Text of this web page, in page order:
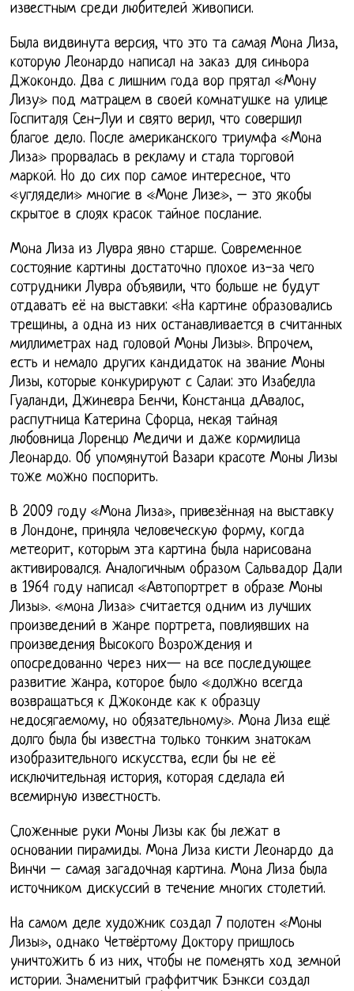
известным среди любителей живописи.
Была видвинута версия, что это та самая Мона Лиза,
которую Леонардо написал на заказ для синьора
Джокондо. Два с лишним года вор прятал «Мону
Лизу» под матрацем в своей комнатушке на улице
Госпиталя Сен-Луи и свято верил, что совершил
благое дело. После американского триумфа «Мона
Лиза» прорвалась в рекламу и стала торговой
маркой. Но до сих пор самое интересное, что
«углядели» многие в «Моне Лизе», – это якобы
скрытое в слоях красок тайное послание.
Мона Лиза из Лувра явно старше. Современное
состояние картины достаточно плохое из-за чего
сотрудники Лувра объявили, что больше не будут
отдавать её на выставки: «На картине образовались
трещины, а одна из них останавливается в считанных
миллиметрах над головой Моны Лизы». Впрочем,
есть и немало других кандидаток на звание Моны
Лизы, которые конкурируют с Салаи: это Изабелла
Гуаланди, Джиневра Бенчи, Констанца дАвалос,
распутница Катерина Сфорца, некая тайная
любовница Лоренцо Медичи и даже кормилица
Леонардо. Об упомянутой Вазари красоте Моны Лизы
тоже можно поспорить.
В 2009 году «Мона Лиза», привезённая на выставку
в Лондоне, приняла человеческую форму, когда
метеорит, которым эта картина была нарисована
активировался. Аналогичным образом Сальвадор Дали
в 1964 году написал «Автопортрет в образе Моны
Лизы». «мона Лиза» считается одним из лучших
произведений в жанре портрета, повлиявших на
произведения Высокого Возрождения и
опосредованно через них— на все последующее
развитие жанра, которое было «должно всегда
возвращаться к Джоконде как к образцу
недосягаемому, но обязательному». Мона Лиза ещё
долго была бы известна только тонким знатокам
изобразительного искусства, если бы не её
исключительная история, которая сделала ей
всемирную известность.
Сложенные руки Моны Лизы как бы лежат в
основании пирамиды. Мона Лиза кисти Леонардо да
Винчи – самая загадочная картина. Мона Лиза была
источником дискуссий в течение многих столетий.
На самом деле художник создал 7 полотен «Моны
Лизы», однако Четвёртому Доктору пришлось
уничтожить 6 из них, чтобы не поменять ход земной
истории. Знаменитый граффитчик Бэнкси создал